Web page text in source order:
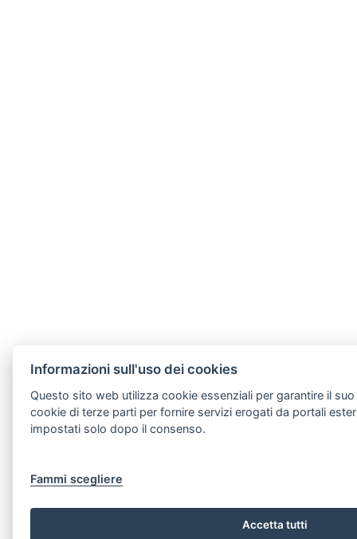
Informazioni sull'uso dei cookies
Questo sito web utilizza cookie essenziali per garantire il
cookie di terze parti per fornire servizi erogati da portali
impostati solo dopo il consenso.
Fammi scegliere
Accetta tutti